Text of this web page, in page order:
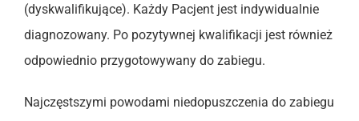
(dyskwalifikujące). Każdy Pacjent jest indywidualnie
diagnozowany. Po pozytywnej kwalifikacji jest również
odpowiednio przygotowywany do zabiegu.
Najczęstszymi powodami niedopuszczenia do zabiegu